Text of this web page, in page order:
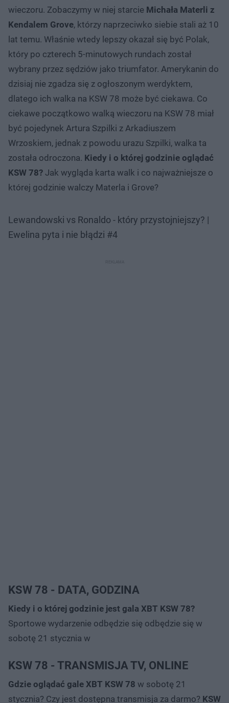
wieczoru. Zobaczymy w niej starcie Michała Materli z
Kendalem Grove, którzy naprzeciwko siebie stali aż 10
lat temu. Właśnie wtedy lepszy okazał się być Polak,
który po czterech 5-minutowych rundach został
wybrany przez sędziów jako triumfator. Amerykanin do
dzisiaj nie zgadza się z ogłoszonym werdyktem,
dlatego ich walka na KSW 78 może być ciekawa. Co
ciekawe początkowo walką wieczoru na KSW 78 miał
być pojedynek Artura Szpilki z Arkadiuszem
Wrzoskiem, jednak z powodu urazu Szpilki, walka ta
została odroczona. Kiedy i o której godzinie oglądać
KSW 78? Jak wygląda karta walk i co najważniejsze o
której godzinie walczy Materla i Grove?
Lewandowski vs Ronaldo - który przystojniejszy? |
Ewelina pyta i nie błądzi #4
KSW 78 - DATA, GODZINA
Kiedy i o której godzinie jest gala XBT KSW 78?
Sportowe wydarzenie odbędzie się odbędzie się w
sobotę 21 stycznia w
KSW 78 - TRANSMISJA TV, ONLINE
Gdzie oglądać gale XBT KSW 78 w sobotę 21
stycznia? Czy jest dostępna transmisja za darmo? KSW